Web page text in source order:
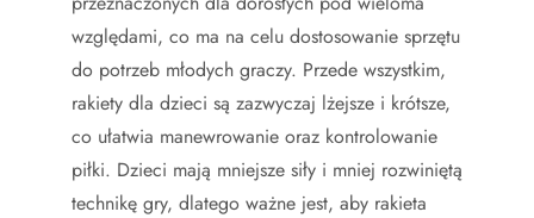
względami, co ma na celu dostosowanie sprzętu
do potrzeb młodych graczy. Przede wszystkim,
rakiety dla dzieci są zazwyczaj lżejsze i krótsze,
co ułatwia manewrowanie oraz kontrolowanie
piłki. Dzieci mają mniejsze siły i mniej rozwiniętą
technikę gry, dlatego ważne jest, aby rakieta